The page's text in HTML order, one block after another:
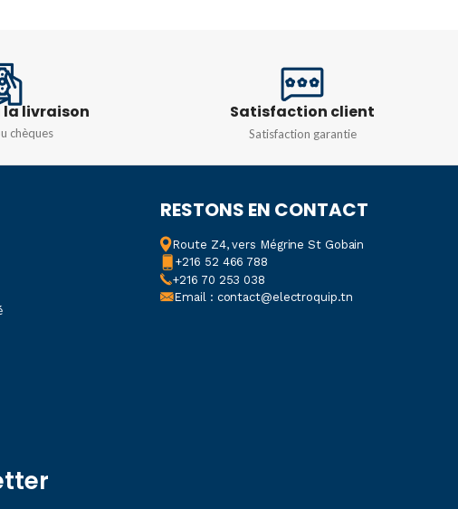
DISTANCE ENREGISTREMENT
VIDÉO
Intelligent
H.265+/H.265/Smart
H.264+/H.264/MJPEG
la livraison
chèques
Satisfaction client
Satisfaction garantie
RESTONS EN CONTACT
Route Z4, vers Mégrine St Gobain
+216 52 466 788
+216 70 253 038
Email : contact@electroquip.tn